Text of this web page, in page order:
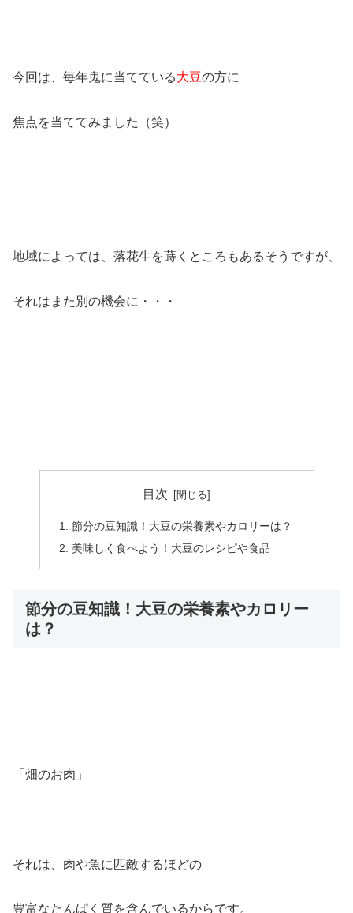
今回は、毎年鬼に当てている大豆の方に
焦点を当ててみました（笑）
地域によっては、落花生を蒔くところもあるそうですが、
それはまた別の機会に・・・
目次
節分の豆知識！大豆の栄養素やカロリーは？
美味しく食べよう！大豆のレシピや食品
節分の豆知識！大豆の栄養素やカロリー
は？
「畑のお肉」
それは、肉や魚に匹敵するほどの
豊富なたんぱく質を含んでいるからです。